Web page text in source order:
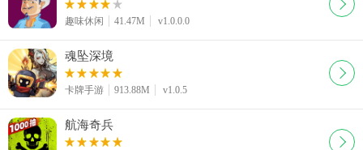
趣味休闲 41.47M v1.0.0.0
魂坠深境
卡牌手游 913.88M v1.0.5
航海奇兵